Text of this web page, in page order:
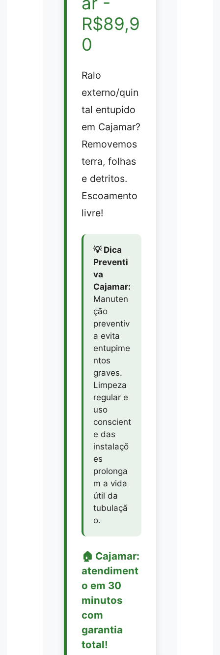
R$89,9
0
Ralo
externo/quin
tal entupido
em Cajamar?
Removemos
terra, folhas
e detritos.
Escoamento
livre!
💡 Dica
Preventi
va
Cajamar:
Manuten
ção
preventiv
a evita
entupime
ntos
graves.
Limpeza
regular e
uso
conscient
e das
instalaçõ
es
prolonga
m a vida
útil da
tubulaçã
o.
🏠 Cajamar:
atendiment
o em 30
minutos
com
garantia
total!